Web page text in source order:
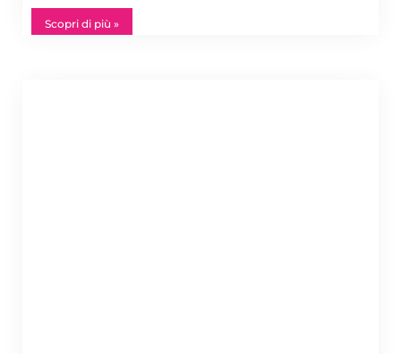
Scopri di più »